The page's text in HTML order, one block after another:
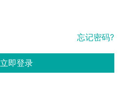
忘记密码?
立即登录